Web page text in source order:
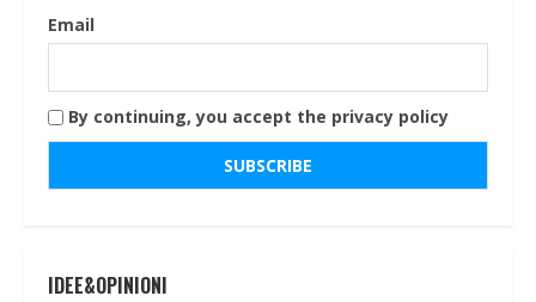
Email
By continuing, you accept the privacy policy
IDEE&OPINIONI